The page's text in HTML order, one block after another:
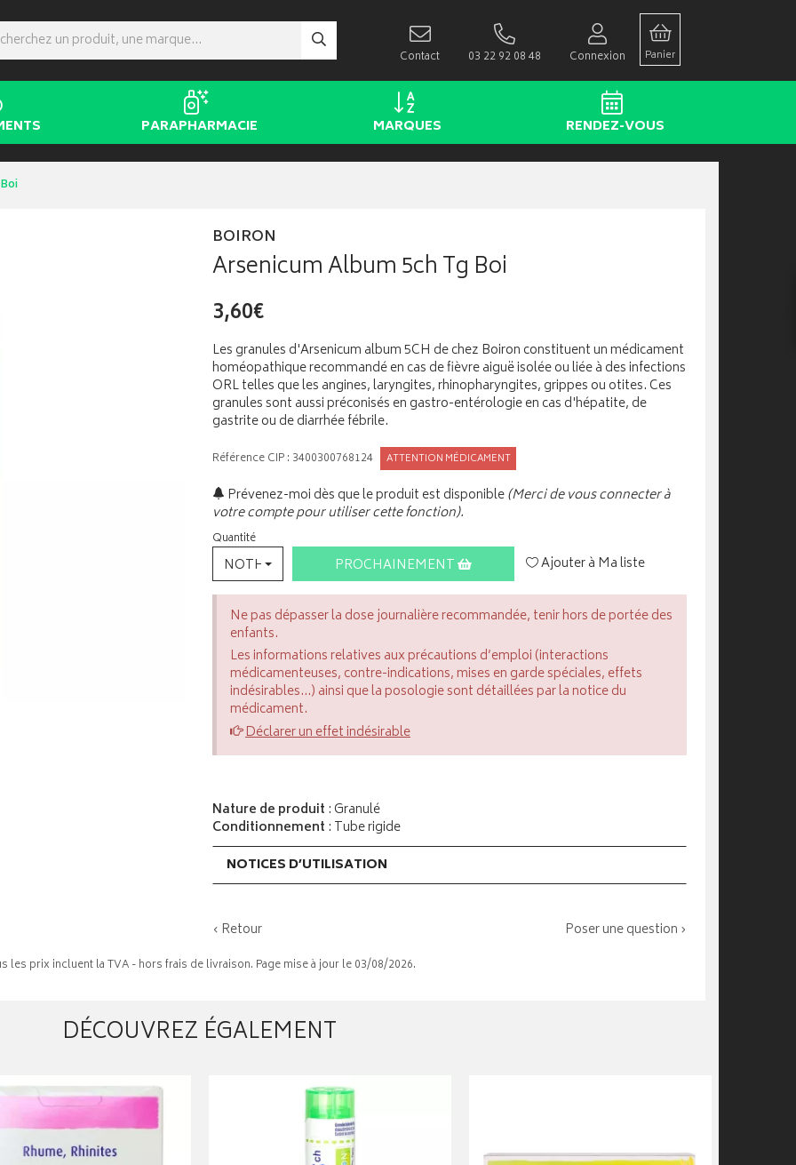
Contact 03 22 92 08 48 Connexion Panier
PARAPHARMACIE MARQUES RENDEZ-VOUS
BOIRON
Arsenicum Album 5ch Tg Boi
3,60€
Les granules d'Arsenicum album 5CH de chez Boiron constituent un médicament
homéopathique recommandé en cas de fièvre aiguë isolée ou liée à des infections
ORL telles que les angines, laryngites, rhinopharyngites, grippes ou otites. Ces
granules sont aussi préconisés en gastro-entérologie en cas d'hépatite, de
gastrite ou de diarrhée fébrile.
Référence CIP : 3400300768124 ATTENTION MÉDICAMENT
Prévenez-moi dès que le produit est disponible(Merci de vous connecter à
votre compte pour utiliser cette fonction).
Quantité
NOTHING SELECTEDPROCHAINEMENT Ajouter à Ma liste
Ne pas dépasser la dose journalière recommandée, tenir hors de portée des
enfants.
Les informations relatives aux précautions d’emploi (interactions
médicamenteuses, contre-indications, mises en garde spéciales, effets
indésirables...) ainsi que la posologie sont détaillées par la notice du
médicament.
Déclarer un effet indésirable
Nature de produit : Granulé
Conditionnement : Tube rigide
NOTICES D’UTILISATION
‹ Retour Poser une question ›
les prix incluent la TVA - hors frais de livraison. Page mise à jour le 03/08/2026.
DÉCOUVREZ ÉGALEMENT